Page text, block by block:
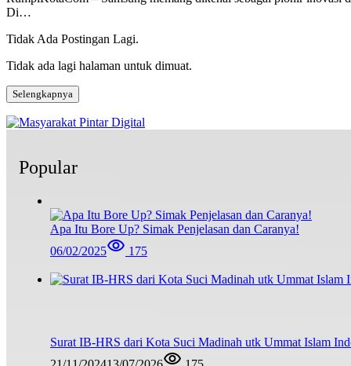
Di…
Tidak Ada Postingan Lagi.
Tidak ada lagi halaman untuk dimuat.
Selengkapnya
Popular
Apa Itu Bore Up? Simak Penjelasan dan Caranya!
06/02/2025
175
Surat IB-HRS dari Kota Suci Madinah utk Ummat Islam